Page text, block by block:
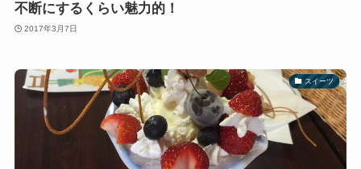
不断にするくらい魅力的！
2017年3月7日
スイーツ